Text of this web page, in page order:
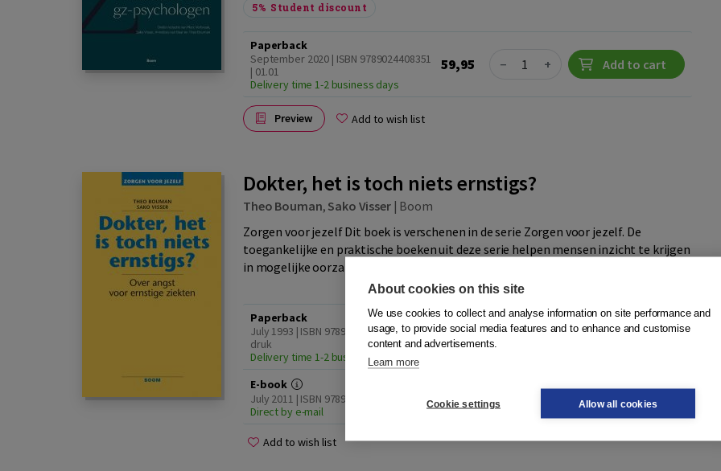
5% Student discount
Paperback
September 2020 | ISBN 9789024408351
| 01.01
Delivery time 1-2 business days
59,95 Quantity
− + Add to cart
Preview Add to wish list
Dokter, het is toch niets ernstigs?
Theo Bouman, Sako Visser| Boom
Zorgen voor jezelf Dit boek is verschenen in de serie Zorgen voor jezelf. De
toegankelijke en praktische boeken uit deze serie helpen mensen inzicht te krijgen
in mogelijke oorzaken van veel voork...
Paperback
July 1993 | ISBN 9789053520826 | 4e
druk
Delivery time 1-2 business days
29,75 Quantity
− + Add to cart
E-book
July 2011 | ISBN 9789461272850
Direct by e-mail
Add to cart
Add to wish list
About cookies on this site
We use cookies to collect and analyse information on site performance and
usage, to provide social media features and to enhance and customise
content and advertisements.
Learn more
Cookie settings Allow all cookies